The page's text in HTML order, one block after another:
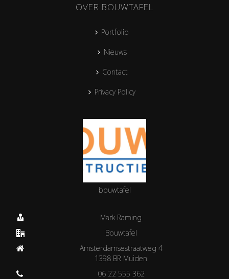
OVER BOUWTAFEL
Portfolio
Nieuws
Contact
Privacy Policy
bouwtafel
Mark Raming
Bouwtafel
Amsterdamsestraatweg 4
1398 BR Muiden
06 22 555 362